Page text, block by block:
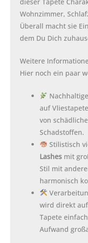
Wohnzimmer,
Überall macht sie
dem Du Dich
Weitere
Hier noch ein paar
auf
von
Schadstoffen.
Stilistisch
Lashes mit
Stil mit
harmonisch
wird direkt
Tapete
Aufwand